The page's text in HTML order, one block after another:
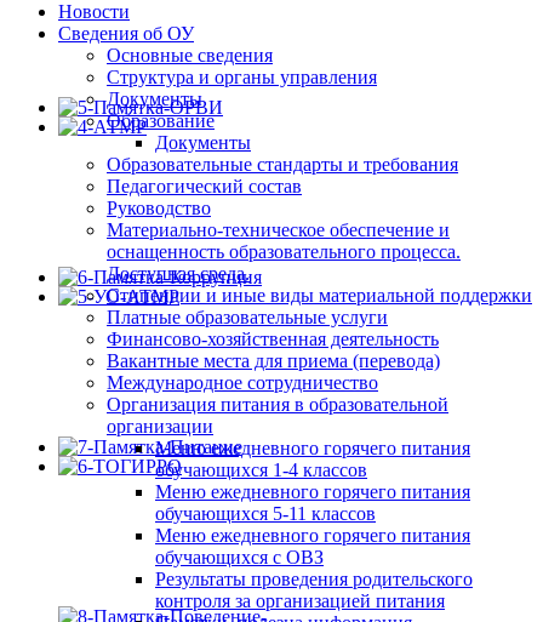
Новости
Сведения об ОУ
Основные сведения
Структура и органы управления
Документы
Образование
Документы
Образовательные стандарты и требования
Педагогический состав
Руководство
Материально-техническое обеспечение и
оснащенность образовательного процесса.
Доступная среда.
Стипендии и иные виды материальной поддержки
Платные образовательные услуги
Финансово-хозяйственная деятельность
Вакантные места для приема (перевода)
Международное сотрудничество
Организация питания в образовательной
организации
Меню ежедневного горячего питания
обучающихся 1-4 классов
Меню ежедневного горячего питания
обучающихся 5-11 классов
Меню ежедневного горячего питания
обучающихся с ОВЗ
Результаты проведения родительского
контроля за организацией питания